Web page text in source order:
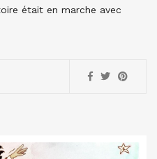
était en marche avec